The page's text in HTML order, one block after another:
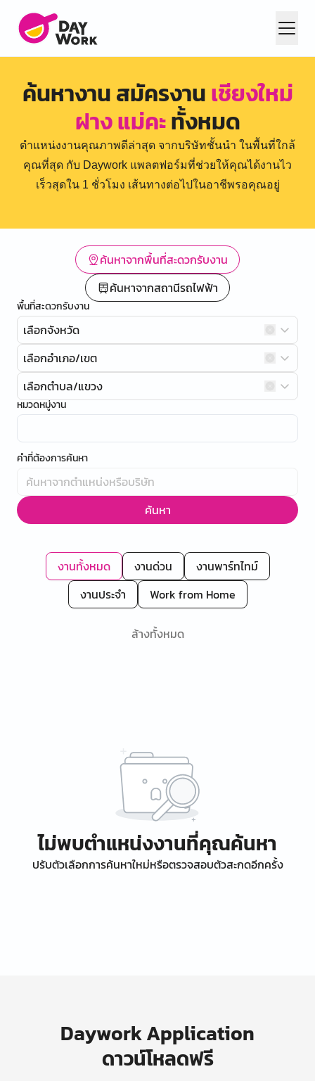
ค้นหางาน สมัครงานเชียงใหม่
ฝาง แม่คะทั้งหมด
ตำแหน่งงานคุณภาพดีล่าสุด จากบริษัทชั้นนำ ในพื้นที่ใกล้
คุณที่สุด กับ Daywork แพลตฟอร์มที่ช่วยให้คุณได้งานไว
เร็วสุดใน 1 ชั่วโมง เส้นทางต่อไปในอาชีพรอคุณอยู่
ค้นหาจากพื้นที่สะดวกรับงาน
ค้นหาจากสถานีรถไฟฟ้า
พื้นที่สะดวกรับงาน
เลือกจังหวัด
เลือกอำเภอ/เขต
เลือกตำบล/แขวง
หมวดหมู่งาน
คำที่ต้องการค้นหา
ค้นหา
งานทั้งหมด งานด่วน
งานพาร์ทไทม์
งานประจำ
Work from Home
ล้างทั้งหมด
ไม่พบตำแหน่งงานที่คุณค้นหา
ปรับตัวเลือกการค้นหาใหม่หรือตรวจสอบตัวสะกดอีกครั้ง
Daywork Application
ดาวน์โหลดฟรี